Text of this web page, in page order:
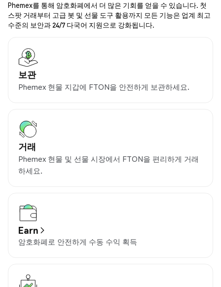
Phemex를 통해 암호화폐에서 더 많은 기회를 얻을 수 있습니다. 첫
스팟 거래부터 고급 봇 및 선물 도구 활용까지 모든 기능은 업계 최고
수준의 보안과 24/7 다국어 지원으로 강화됩니다.
보관
Phemex 현물 지갑에 FTON을 안전하게 보관하세요.
거래
Phemex 현물 및 선물 시장에서 FTON을 편리하게 거래
하세요.
Earn
암호화폐로 안전하게 수동 수익 획득